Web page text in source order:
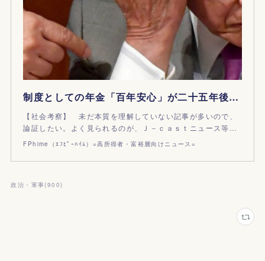
制度としての年金「百年安心」が二十五年後には崩壊している理由
【社会考察】 未だ本質を理解していない記事が多いので、
論証したい。よく見られるのが、Ｊ－ｃａｓｔニュース等…
FPhime（ｴﾌﾋﾟｰﾊｲﾑ）=高所得者・富裕層向けニュース=
政治・軍事(900)